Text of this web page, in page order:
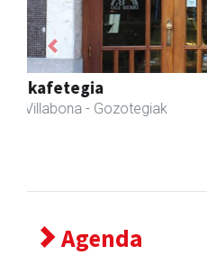
Iraola aholkularitza
Amasa-Villabona - Abokatuak
Previous
Agenda